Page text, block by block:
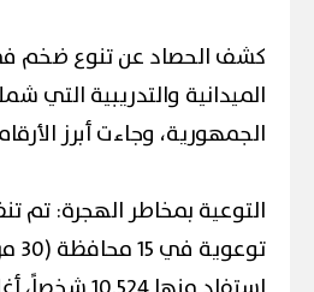
كشف الحصاد عن تنوع ضخم
الميدانية والتدريبية
الجمهورية، وجاءت أبرز